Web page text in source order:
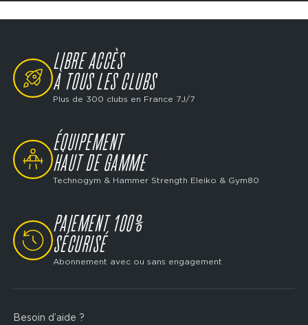
SVG
LIBRE ACCÈS
À TOUS LES CLUBS
Plus de 300 clubs en France 7J/7
SVG
ÉQUIPEMENT
HAUT DE GAMME
Technogym & Hammer Strength Eleiko & Gym80
SVG
PAIEMENT 100%
SÉCURISÉ
Abonnement avec ou sans engagement
Footer
Besoin d’aide ?